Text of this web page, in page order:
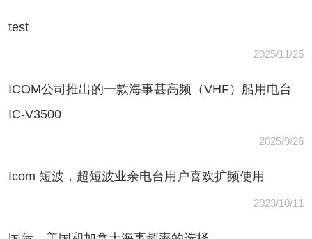
test
2025/11/25
ICOM公司推出的一款海事甚高频（VHF）船用电台
IC-V3500
2025/9/26
Icom 短波，超短波业余电台用户喜欢扩频使用
2023/10/11